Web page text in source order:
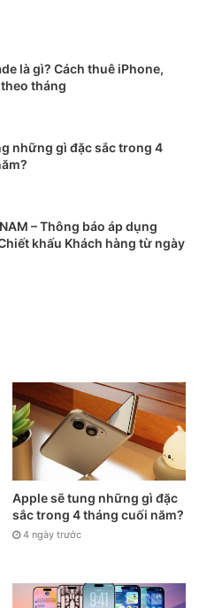
là gì? Cách thuê iPhone,
tháng
những gì đặc sắc trong 4
– Thông báo áp dụng
khấu Khách hàng từ ngày
Apple sẽ tung những gì đặc
sắc trong 4 tháng cuối năm?
4 ngày trước